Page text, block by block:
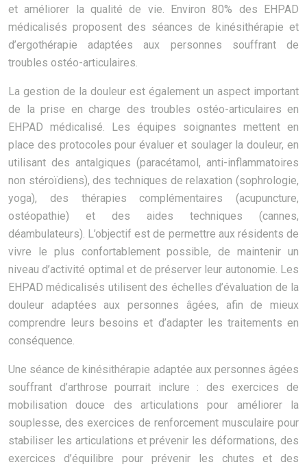
et améliorer la qualité de vie. Environ 80% des EHPAD
médicalisés proposent des séances de kinésithérapie et
d’ergothérapie adaptées aux personnes souffrant de
troubles ostéo-articulaires.
La gestion de la douleur est également un aspect important
de la prise en charge des troubles ostéo-articulaires en
EHPAD médicalisé. Les équipes soignantes mettent en
place des protocoles pour évaluer et soulager la douleur, en
utilisant des antalgiques (paracétamol, anti-inflammatoires
non stéroïdiens), des techniques de relaxation (sophrologie,
yoga), des thérapies complémentaires (acupuncture,
ostéopathie) et des aides techniques (cannes,
déambulateurs). L’objectif est de permettre aux résidents de
vivre le plus confortablement possible, de maintenir un
niveau d’activité optimal et de préserver leur autonomie. Les
EHPAD médicalisés utilisent des échelles d’évaluation de la
douleur adaptées aux personnes âgées, afin de mieux
comprendre leurs besoins et d’adapter les traitements en
conséquence.
Une séance de kinésithérapie adaptée aux personnes âgées
souffrant d’arthrose pourrait inclure : des exercices de
mobilisation douce des articulations pour améliorer la
souplesse, des exercices de renforcement musculaire pour
stabiliser les articulations et prévenir les déformations, des
exercices d’équilibre pour prévenir les chutes et des